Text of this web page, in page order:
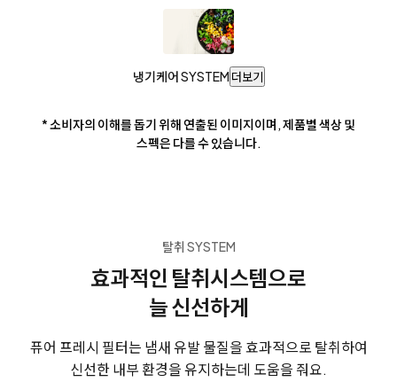
냉기케어 SYSTEM 더보기
* 소비자의 이해를 돕기 위해 연출된 이미지이며, 제품별 색상 및
스펙은 다를 수 있습니다.
탈취 SYSTEM
효과적인 탈취시스템으로
늘 신선하게
퓨어 프레시 필터는 냄새 유발 물질을 효과적으로 탈취하여
신선한 내부 환경을 유지하는데 도움을 줘요.